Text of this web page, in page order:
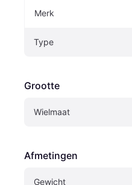
Merk
Type
Grootte
Wielmaat
Afmetingen
Gewicht